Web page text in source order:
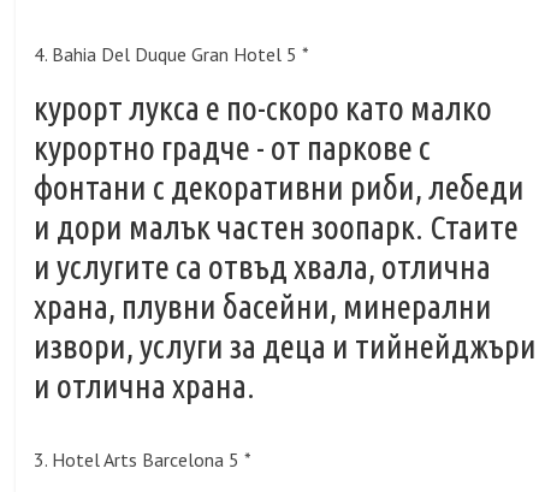
4. Bahia Del Duque Gran Hotel 5 *
курорт лукса е по-скоро като малко
курортно градче - от паркове с
фонтани с декоративни риби, лебеди
и дори малък частен зоопарк. Стаите
и услугите са отвъд хвала, отлична
храна, плувни басейни, минерални
извори, услуги за деца и тийнейджъри
и отлична храна.
3. Hotel Arts Barcelona 5 *